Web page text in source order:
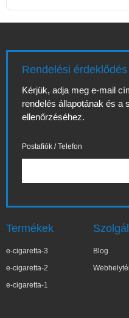
Rendelési érdeklődés
Kérjük, adja meg e-mail
rendelés állapotának és a
ellenőrzéséhez.
Postafiók / Telefon
Termékek
e-cigaretta-3
e-cigaretta-2
e-cigaretta-1
Blog